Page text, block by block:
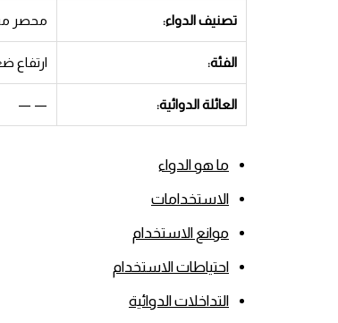
تصنيف الدواء: محصر
الفئة: ارتفاع
العائلة الدوائية: — —
ما هو الدواء
الاستخدامات
موانع الاستخدام
احتياطات الاستخدام
التداخلات الدوائية